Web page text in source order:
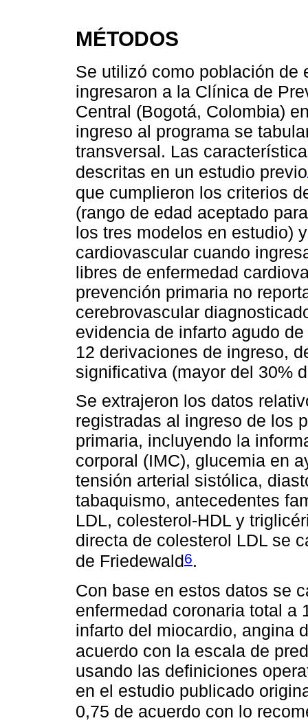
MÉTODOS
Se utilizó como población de
ingresaron a la Clínica de
Central (Bogotá, Colombia)
ingreso al programa se
transversal. Las
descritas en un estudio previo
que cumplieron los criterios
(rango de edad aceptado
los tres modelos en estudio)
cardiovascular cuando
libres de enfermedad
prevención primaria no
cerebrovascular
evidencia de infarto agudo
12 derivaciones de ingreso,
significativa (mayor del 30%
Se extrajeron los datos
registradas al ingreso de los
primaria, incluyendo la
corporal (IMC), glucemia en
tensión arterial sistólica,
tabaquismo, antecedentes
LDL, colesterol-HDL y
directa de colesterol LDL se
de Friedewald6.
Con base en estos datos se
enfermedad coronaria total a
infarto del miocardio, angina
acuerdo con la escala de
usando las definiciones
en el estudio publicado
0,75 de acuerdo con lo